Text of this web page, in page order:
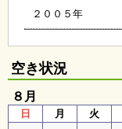
ン
ラ
イ
ン
マ
ガ
２００５年
空き状況
８月
日 月 火